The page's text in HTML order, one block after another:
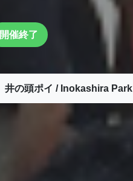
開催終了
井の頭ポイ / Inokashira Park